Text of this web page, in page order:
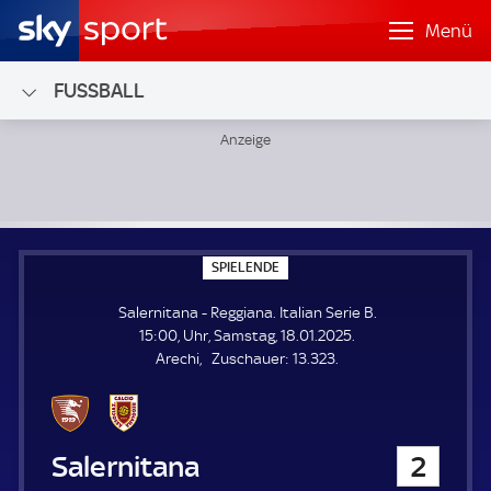
Menü
FUSSBALL
SPIELENDE
P
E
L
E
N
Salernitana - Reggiana. Italian Serie B.
15:00, Uhr, Samstag, 18.01.2025.
Arechi
Zuschauer: Z
13.323.
Salernitana 2